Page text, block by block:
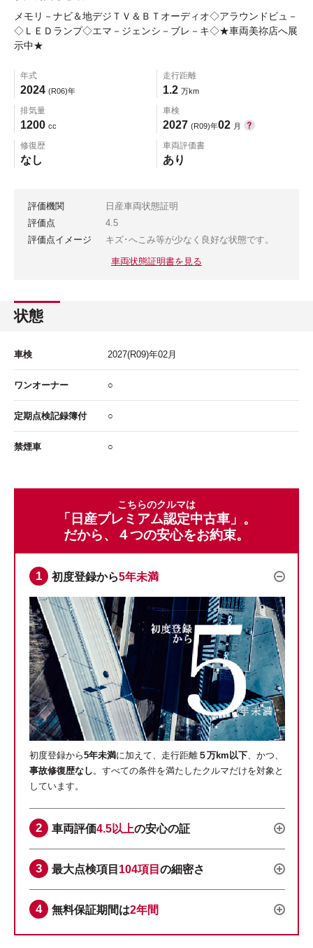
メモリ－ナビ＆地デジＴＶ＆ＢＴオーディオ◇アラウンドビュ－
◇ＬＥＤランプ◇エマ－ジェンシ－ブレ－キ◇★車両美祢店へ展
示中★
年式
2024 (R06)年
走行距離
1.2 万km
排気量
1200 cc
車検
2027 (R09)年02 月
修復歴
なし
車両評価書
あり
評価機関
日産車両状態証明
評価点
4.5
評価点イメージ
キズ･へこみ等が少なく良好な状態です。
車両状態証明書を見る
状態
車検 2027(R09)年02 月
ワンオーナー ○
定期点検記録簿付 ○
禁煙車 ○
こちらのクルマは
「日産プレミアム認定中古車」。
だから、４つの安心をお約束。
初度登録から5年未満
初度登録から5年未満に加えて、走行距離 ５万km以下 、かつ、
事故修復歴なし 。すべての条件を満たしたクルマだけを対象と
しています。
車両評価4.5以上の安心の証
最大点検項目 104項目 の細密さ
無料保証期間は2年間